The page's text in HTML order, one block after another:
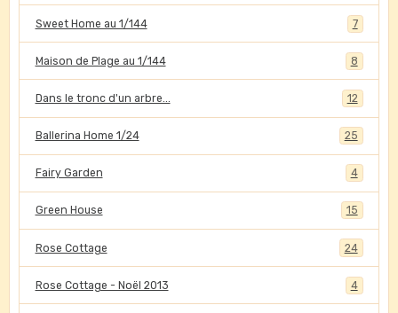
Sweet Home au 1/144 7
Maison de Plage au 1/144 8
Dans le tronc d'un arbre... 12
Ballerina Home 1/24 25
Fairy Garden 4
Green House 15
Rose Cottage 24
Rose Cottage - Noël 2013 4